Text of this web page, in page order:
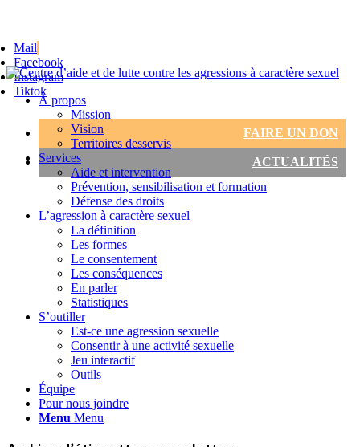
Mail
Facebook
Instagram
Tiktok
FAIRE UN DON
ACTUALITÉS
À propos
Mission
Vision
Territoires desservis
Services
Aide et intervention
Prévention, sensibilisation et formation
Défense des droits
L’agression à caractère sexuel
La définition
Les formes
Le consentement
Les conséquences
En parler
Statistiques
S’outiller
Est-ce une agression sexuelle
Consentir à une activité sexuelle
Jeu interactif
Outils
Équipe
Pour nous joindre
Menu Menu